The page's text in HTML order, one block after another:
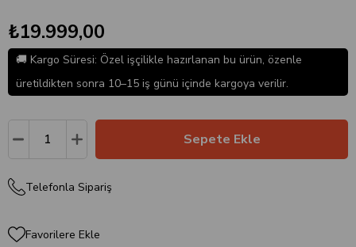
₺19.999,00
🚚 Kargo Süresi: Özel işçilikle hazırlanan bu ürün, özenle
üretildikten sonra 10–15 iş günü içinde kargoya verilir.
Telefonla Sipariş
Favorilere Ekle